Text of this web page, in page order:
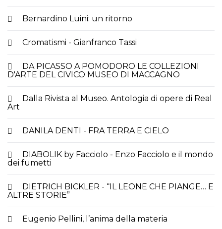
Bernardino Luini: un ritorno
Cromatismi - Gianfranco Tassi
DA PICASSO A POMODORO LE COLLEZIONI
D'ARTE DEL CIVICO MUSEO DI MACCAGNO
Dalla Rivista al Museo. Antologia di opere di Real
Art
DANILA DENTI - FRA TERRA E CIELO
DIABOLIK by Facciolo - Enzo Facciolo e il mondo
dei fumetti
DIETRICH BICKLER - “IL LEONE CHE PIANGE… E
ALTRE STORIE”
Eugenio Pellini, l’anima della materia